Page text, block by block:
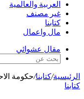
العربية والعالمية
غير مصنف
كتابنا
مال واعمال
مقال عشوائي
الرئيسية/كتابنا/حكومة
كتابنا